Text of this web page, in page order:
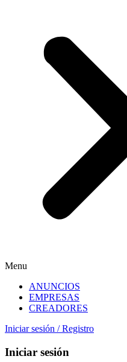
Menu
ANUNCIOS
EMPRESAS
CREADORES
Iniciar sesión / Registro
Iniciar sesión